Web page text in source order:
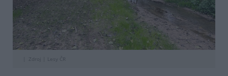
Zdroj | Lesy ČR